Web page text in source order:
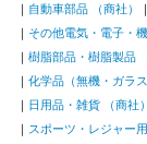
自動車部品 （商社）
その他電気・電子・
樹脂部品・樹脂製品
化学品（無機・ガラ
日用品・雑貨 （商社）
スポーツ・レジャー